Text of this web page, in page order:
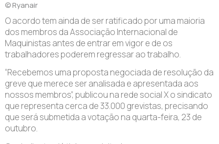
© Ryanair
Oacordo tem ainda de ser ratificado por uma maioria
dos membros da Associação Internacional de
Maquinistas antes de entrar em vigor e de os
trabalhadores poderem regressar ao trabalho.
“Recebemos uma proposta negociada de resolução da
greve que merece ser analisada e apresentada aos
nossos membros”, publicou na rede social X o sindicato
que representa cerca de 33.000 grevistas, precisando
que será submetida a votação na quarta-feira, 23 de
outubro.